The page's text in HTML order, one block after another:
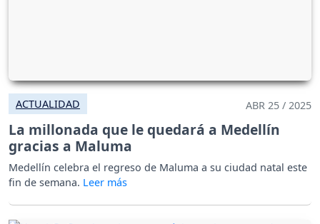
ACTUALIDAD ABR 25 / 2025
La millonada que le quedará a Medellín
gracias a Maluma
Medellín celebra el regreso de Maluma a su ciudad natal este
fin de semana.